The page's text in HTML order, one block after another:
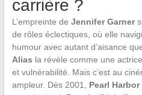
carrière ?
L’empreinte de Jennifer Garner
de rôles éclectiques, où elle
humour avec autant d’aisance
Alias la révèle comme une
et vulnérabilité. Mais c’est au
ampleur. Dès 2001, Pearl Harbor